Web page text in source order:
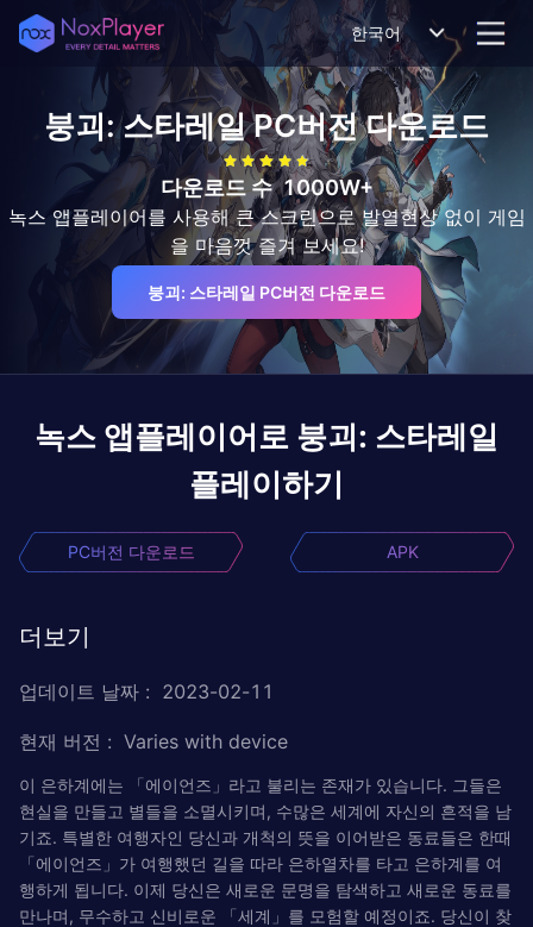
한국어
붕괴: 스타레일PC버전 다운로드
다운로드 수 1000W+
녹스 앱플레이어를 사용해 큰 스크린으로 발열현상 없이 게임
을 마음껏 즐겨 보세요!
붕괴: 스타레일 PC버전 다운로드
녹스 앱플레이어로 붕괴: 스타레일
플레이하기
PC버전 다운로드 APK
더보기
업데이트 날짜 : 2023-02-11
현재 버전 : Varies with device
이 은하계에는 「에이언즈」라고 불리는 존재가 있습니다. 그들은
현실을 만들고 별들을 소멸시키며, 수많은 세계에 자신의 흔적을 남
기죠. 특별한 여행자인 당신과 개척의 뜻을 이어받은 동료들은 한때
「에이언즈」가 여행했던 길을 따라 은하열차를 타고 은하계를 여
행하게 됩니다. 이제 당신은 새로운 문명을 탐색하고 새로운 동료를
만나며, 무수하고 신비로운 「세계」를 모험할 예정이죠. 당신이 찾